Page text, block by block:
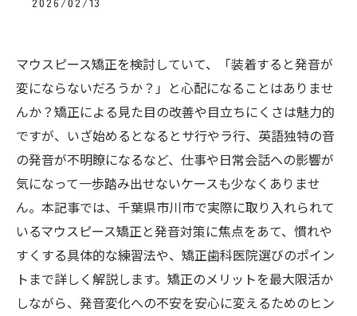
マウスピース矯正を検討していて、「装着すると発音が
変にならないだろうか？」と心配になることはありませ
んか？矯正による見た目の改善や目立ちにくさは魅力的
ですが、いざ始めるとなるとサ行やラ行、英語独特の音
の発音が不明瞭になるなど、仕事や日常会話への影響が
気になって一歩踏み出せないケースも少なくありませ
ん。本記事では、千葉県市川市で実際に取り入れられて
いるマウスピース矯正と発音対策に焦点をあて、慣れや
すくする具体的な練習法や、矯正歯科医院選びのポイン
トまで詳しく解説します。矯正のメリットを最大限活か
しながら、発音変化への不安を安心に変えるためのヒン